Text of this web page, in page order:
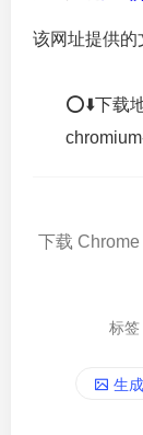
该网址提供的
⭕⬇️下载
下载
标签
生